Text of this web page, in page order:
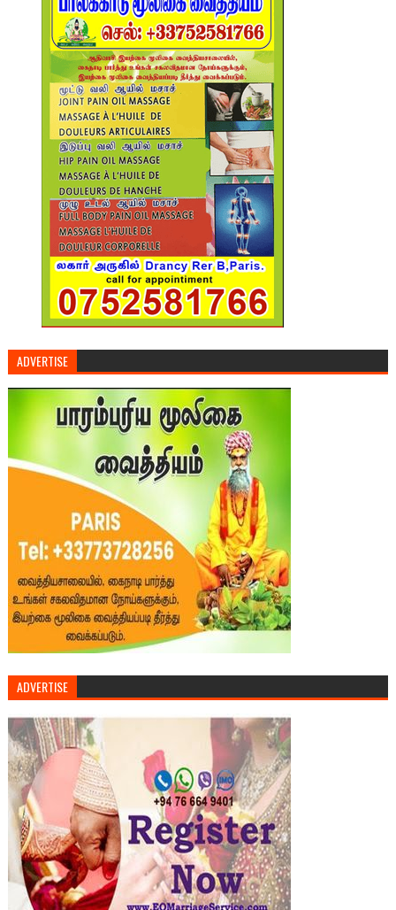
ADVERTISE
ADVERTISE